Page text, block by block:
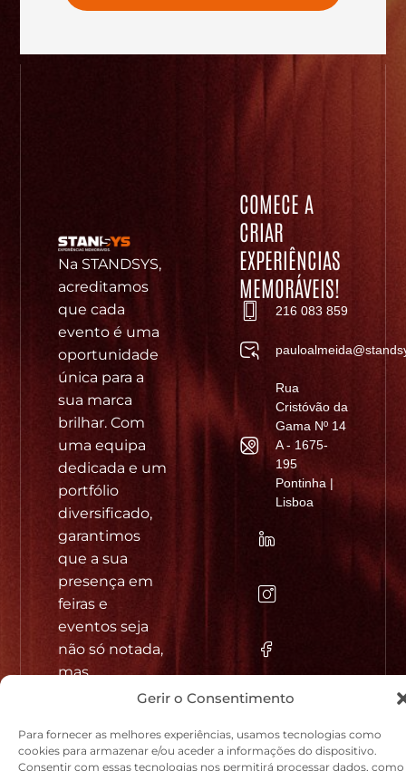
Gerir o Consentimento
Para fornecer as melhores experiências, usamos tecnologias como
cookies para armazenar e/ou aceder a informações do dispositivo.
Consentir com essas tecnologias nos permitirá processar dados, como
Na STANDSYS,
acreditamos
que cada
evento é uma
oportunidade
única para a
sua marca
brilhar. Com
uma equipa
dedicada e um
portfólio
diversificado,
garantimos
que a sua
presença em
feiras e
eventos seja
não só notada,
mas
verdadeiramente
Política de
Cookies e
COMECE A
CRIAR
EXPERIÊNCIAS
MEMORÁVEIS!
216 083 859
Rua
Cristóvão da
Gama Nº 14
A - 1675-
195
Pontinha |
Lisboa
STANDSYS.
RESERVED